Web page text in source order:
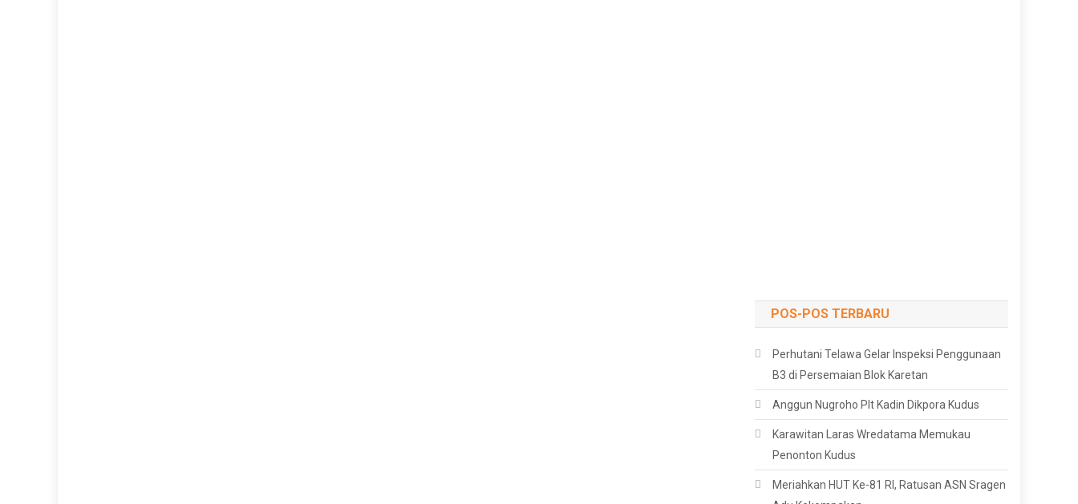
POS-POS TERBARU
Perhutani Telawa Gelar Inspeksi Penggunaan
B3 di Persemaian Blok Karetan
Anggun Nugroho Plt Kadin Dikpora Kudus
Karawitan Laras Wredatama Memukau
Penonton Kudus
Meriahkan HUT Ke-81 RI, Ratusan ASN Sragen